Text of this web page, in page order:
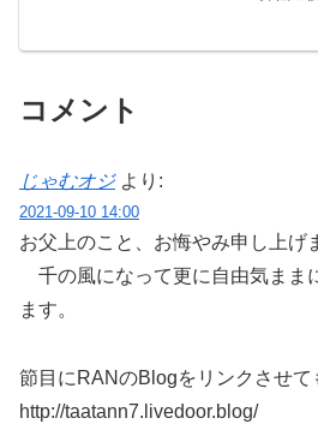
コメント
じゃむオジ より:
2021-09-10 14:00
お父上のこと、お悔やみ申し上げ
千の風になって更に自由気まま
ます。
節目にRANのBlogをリンクさせて
http://taatann7.livedoor.blog/